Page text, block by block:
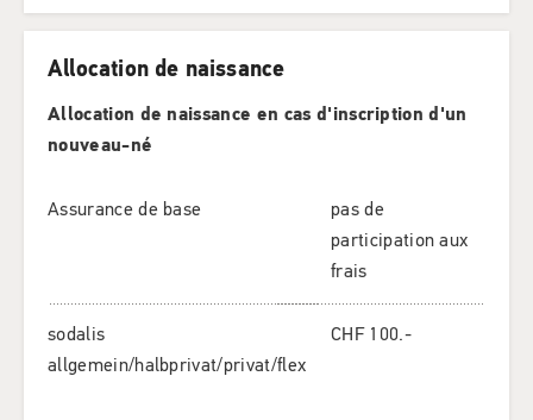
Allocation de naissance
Allocation de naissance en cas d'inscription d'un
nouveau-né
Assurance de base
pas de
participation aux
frais
sodalis
allgemein/halbprivat/privat/flex
CHF 100.-